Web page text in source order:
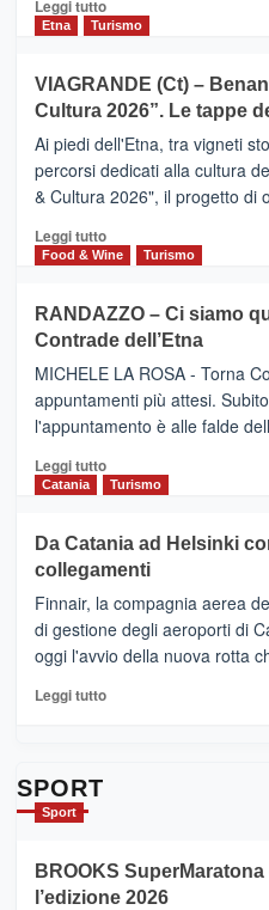
dati
di
Anche
la
Alcantara
nei
primi
nella
classifica
Leggi tutto
di
IL
SAN
DOMENICO
PALACE
TAORMINA,
UN
HOTEL
FOUR
IL
NUOVO
SUMMER
CLUB
Etna Turismo
VIAGRANDE (Ct) –
Cultura 2026”. Le tappe
Ai piedi dell'Etna, tra vigneti
percorsi dedicati alla cultura
& Cultura 2026", il progetto di
Leggi tuttoLeggi
di
VIAGRANDE
(Ct)
–
Benanti
presenta
“Vino
&
Cultura
tappe
dell’enoturismo
Food & Wine Turismo
RANDAZZO – Ci siamo
Contrade dell’Etna
MICHELE LA ROSA - Torna
appuntamenti più attesi.
l'appuntamento è alle falde
Leggi tuttoLeggi
di
RANDAZZO
–
Ci
siamo
quasi….
pronti
per
Catania Turismo
Da Catania ad Helsinki
collegamenti
Finnair, la compagnia aerea
di gestione degli aeroporti di
oggi l'avvio della nuova rotta
Leggi tuttoLeggi
con
la
SPORT
Sport
BROOKS
l’edizione 2026